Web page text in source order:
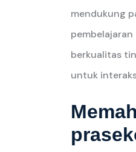
mendukung
berkualitas
untuk